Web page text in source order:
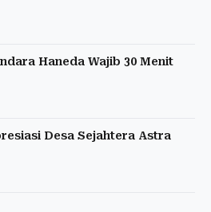
Haneda Wajib 30 Menit
Desa Sejahtera Astra